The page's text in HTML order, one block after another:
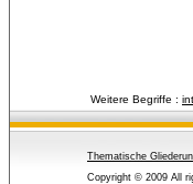
Weitere Begriffe :
Thematische
Copyright © 2009 All